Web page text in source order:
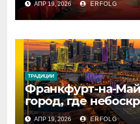
АПР 19, 2026 ERFOLG
ТРАДИЦИИ
Франкфурт-на-
город, где
встречаются с
АПР 19, 2026 ERFOLG